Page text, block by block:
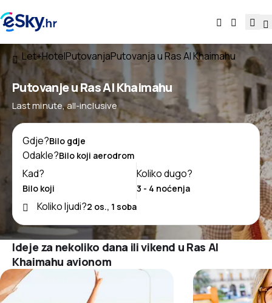
Let+HotelPutovanjaPutovanja u Ras Al Khaimahu
Putovanje u Ras Al Khaimahu
Last minute, all-inclusive
Gdje?
Odakle?
Kad?
Koliko dugo?
Koliko ljudi?
Ideje za nekoliko dana ili vikend u Ras Al
Khaimahu avionom